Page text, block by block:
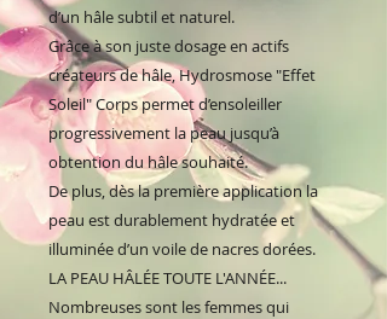
d’un hâle subtil et naturel.
Grâce à son juste dosage en actifs
créateurs de hâle, Hydrosmose "Effet
Soleil" Corps permet d’ensoleiller
progressivement la peau jusqu’à
obtention du hâle souhaité.
De plus, dès la première application la
peau est durablement hydratée et
illuminée d’un voile de nacres dorées.
LA PEAU HÂLÉE TOUTE L'ANNÉE...
Nombreuses sont les femmes qui